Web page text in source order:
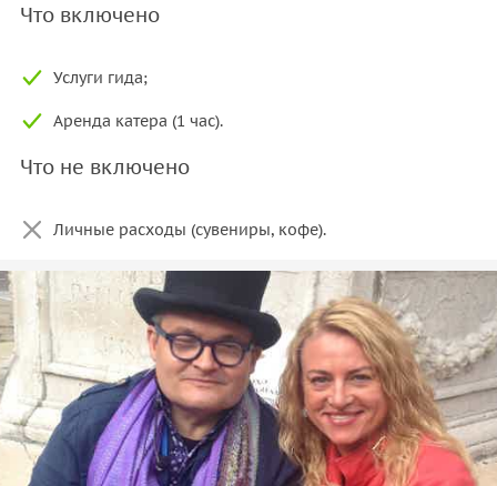
Что включено
Услуги гида;
Аренда катера (1 час).
Что не включено
Личные расходы (сувениры, кофе).